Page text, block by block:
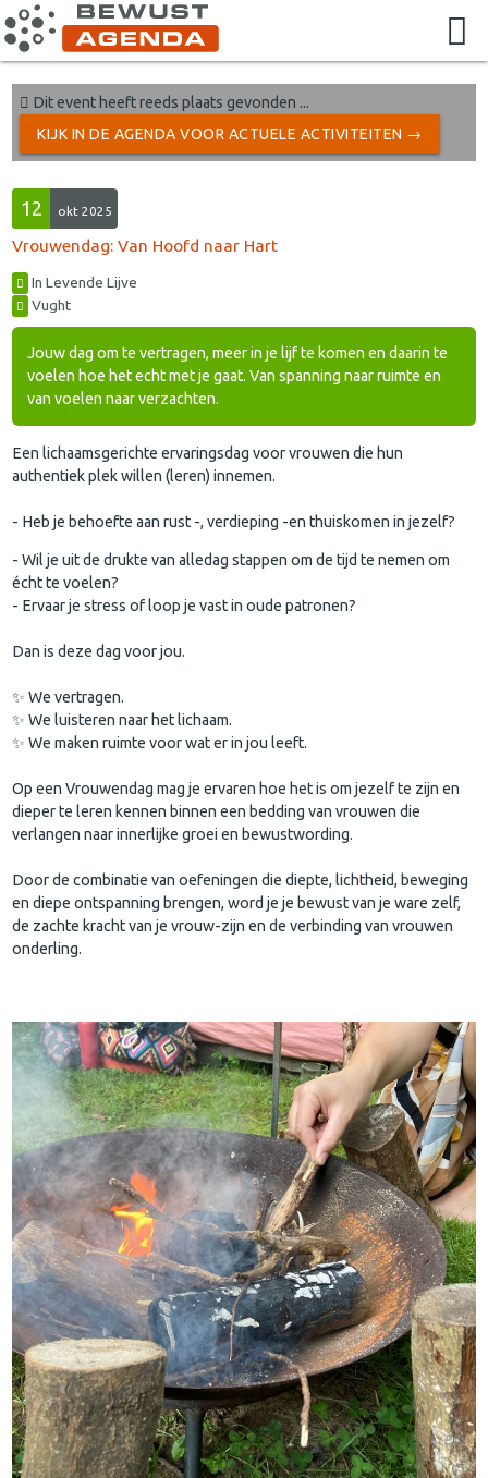
Dit event heeft reeds plaats gevonden ...
KIJK IN DE AGENDA VOOR ACTUELE ACTIVITEITEN →
12 okt 2025
Vrouwendag: Van Hoofd naar Hart
In Levende Lijve
Vught
Jouw dag om te vertragen, meer in je lijf te komen en daarin te
voelen hoe het echt met je gaat. Van spanning naar ruimte en
van voelen naar verzachten.
Een lichaamsgerichte ervaringsdag voor vrouwen die hun
authentiek plek willen (leren) innemen.
- Heb je behoefte aan rust -, verdieping -en thuiskomen in jezelf?
- Wil je uit de drukte van alledag stappen om de tijd te nemen om
écht te voelen?
- Ervaar je stress of loop je vast in oude patronen?
Dan is deze dag voor jou.
✨ We vertragen.
✨ We luisteren naar het lichaam.
✨ We maken ruimte voor wat er in jou leeft.
Op een Vrouwendag mag je ervaren hoe het is om jezelf te zijn en
dieper te leren kennen binnen een bedding van vrouwen die
verlangen naar innerlijke groei en bewustwording.
Door de combinatie van oefeningen die diepte, lichtheid, beweging
en diepe ontspanning brengen, word je je bewust van je ware zelf,
de zachte kracht van je vrouw-zijn en de verbinding van vrouwen
onderling.